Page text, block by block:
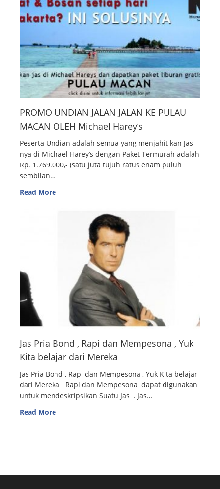
PROMO UNDIAN JALAN JALAN KE PULAU
MACAN OLEH Michael Harey’s
Peserta Undian adalah semua yang menjahit kan Jas
nya di Michael Harey’s dengan Paket Termurah adalah
Rp. 1.769.000,- (satu juta tujuh ratus enam puluh
sembilan…
Read More
Jas Pria Bond , Rapi dan Mempesona , Yuk
Kita belajar dari Mereka
Jas Pria Bond , Rapi dan Mempesona , Yuk Kita belajar
dari Mereka Rapi dan Mempesona dapat digunakan
untuk mendeskripsikan Suatu Jas . Jas…
Read More